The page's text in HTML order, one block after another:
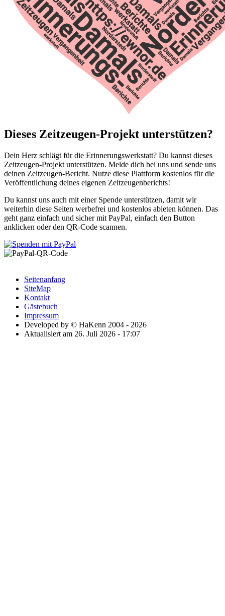
Dieses Zeitzeugen-Projekt unterstützen?
Dein Herz schlägt für die Erinnerungswerkstatt? Du kannst dieses
Zeitzeugen-Projekt unterstützen. Melde dich bei uns und sende uns
deinen Zeitzeugen-Bericht. Nutze diese Plattform kostenlos für die
Veröffentlichung deines eigenen Zeitzeugenberichts!
Du kannst uns auch mit einer Spende unterstützen, damit wir
weiterhin diese Seiten werbefrei und kostenlos abieten können. Das
geht ganz einfach und sicher mit PayPal, einfach den Button
anklicken oder den QR-Code scannen.
Seitenanfang
SiteMap
Kontakt
Gästebuch
Impressum
Developed by © HaKenn 2004 - 2026
Aktualisiert am 26. Juli 2026 - 17:07